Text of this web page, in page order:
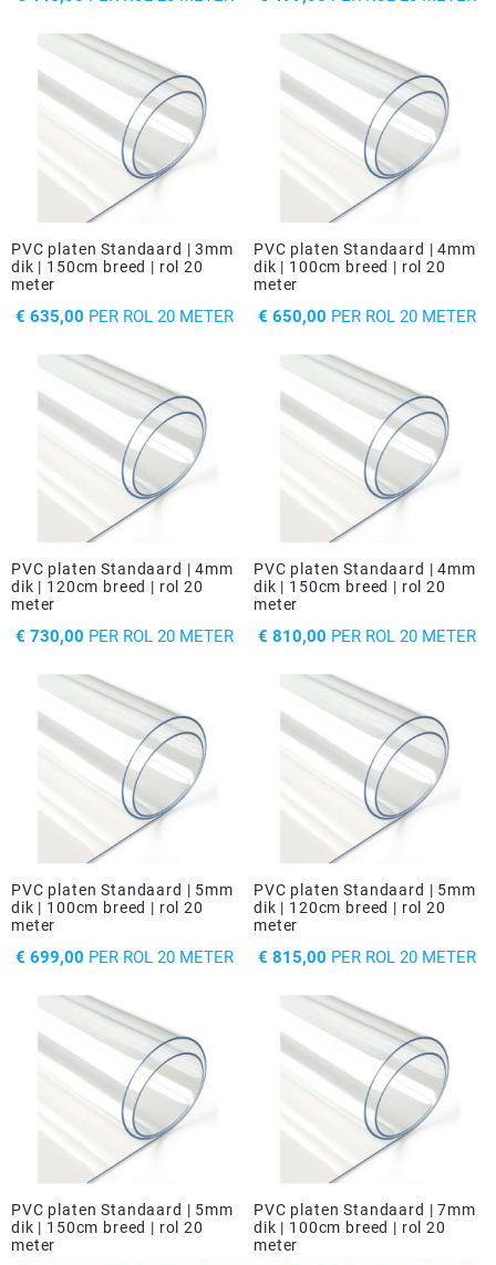
PVC platen Standaard | 3mm
dik | 150cm breed | rol 20
meter
€ 635,00 PER ROL 20 METER
PRIJS
PVC platen Standaard | 4mm
dik | 100cm breed | rol 20
meter
€ 650,00 PER ROL 20 METER
PRIJS
PVC platen Standaard | 4mm
dik | 120cm breed | rol 20
meter
€ 730,00 PER ROL 20 METER
PRIJS
PVC platen Standaard | 4mm
dik | 150cm breed | rol 20
meter
€ 810,00 PER ROL 20 METER
PRIJS
PVC platen Standaard | 5mm
dik | 100cm breed | rol 20
meter
€ 699,00 PER ROL 20 METER
PRIJS
PVC platen Standaard | 5mm
dik | 120cm breed | rol 20
meter
€ 815,00 PER ROL 20 METER
PRIJS
PVC platen Standaard | 5mm
dik | 150cm breed | rol 20
meter
PVC platen Standaard | 7mm
dik | 100cm breed | rol 20
meter